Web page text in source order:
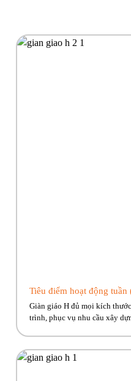
Tiêu điểm hoạt động
Giàn giáo H đủ mọi kích
trình, phục vụ nhu cầu xây
những hoạt […]